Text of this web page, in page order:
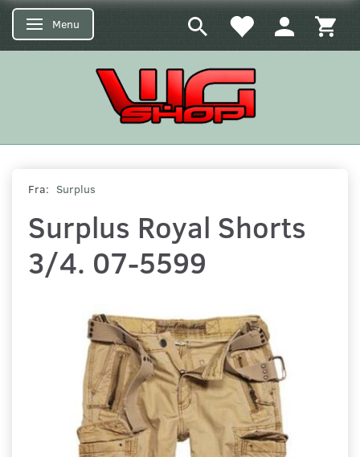
Skifte navigation
Menu
Fra: Surplus
Surplus Royal Shorts
3/4. 07-5599